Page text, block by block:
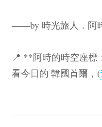
——by 時光旅人．阿
📍 **阿時的時空座標
看今日的 韓國首爾，(